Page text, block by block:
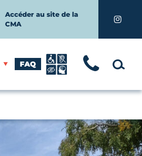
Accéder au site de la
CMA
FAQ